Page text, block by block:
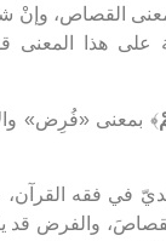
معنى القصاص،
هذا المعنى
﴾ بمعنى «فُرِض»
في فقه القرآن،
والفرض قد